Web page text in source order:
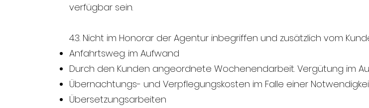
verfügbar sein.
4.3. Nicht im Honorar der Agentur inbegriffen und zusätzlich vom
Anfahrtsweg. im Aufwand
Durch den Kunden angeordnete Wochenendarbeit. Vergütung im
Übernachtungs- und Verpflegungskosten im Falle einer
Übersetzungsarbeiten